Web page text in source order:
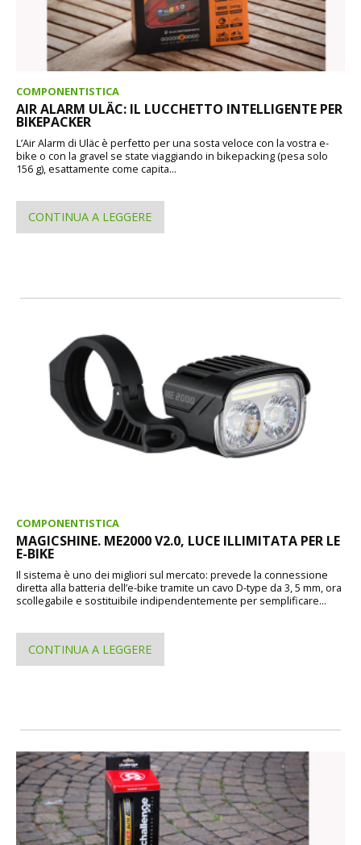
COMPONENTISTICA
AIR ALARM ULÄC: IL LUCCHETTO INTELLIGENTE PER
BIKEPACKER
L’Air Alarm di Uläc è perfetto per una sosta veloce con la vostra e-
bike o con la gravel se state viaggiando in bikepacking (pesa solo
156 g), esattamente come capita...
CONTINUA A LEGGERE
COMPONENTISTICA
MAGICSHINE. ME2000 V2.0, LUCE ILLIMITATA PER LE
E-BIKE
Il sistema è uno dei migliori sul mercato: prevede la connessione
diretta alla batteria dell’e-bike tramite un cavo D-type da 3, 5 mm, ora
scollegabile e sostituibile indipendentemente per semplificare...
CONTINUA A LEGGERE